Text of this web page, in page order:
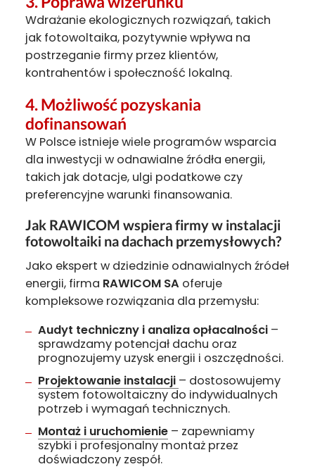
Wdrażanie ekologicznych rozwiązań, takich
jak fotowoltaika, pozytywnie wpływa na
postrzeganie firmy przez klientów,
kontrahentów i społeczność lokalną.
4. Możliwość pozyskania
dofinansowań
W Polsce istnieje wiele programów wsparcia
dla inwestycji w odnawialne źródła energii,
takich jak dotacje, ulgi podatkowe czy
preferencyjne warunki finansowania.
Jak RAWICOM wspiera firmy w instalacji
fotowoltaiki na dachach przemysłowych?
Jako ekspert w dziedzinie odnawialnych źródeł
energii, firma RAWICOM SA oferuje
kompleksowe rozwiązania dla przemysłu:
Audyt techniczny i analiza opłacalności–
sprawdzamy potencjał dachu oraz
prognozujemy uzysk energii i oszczędności.
Projektowanie instalacji – dostosowujemy
system fotowoltaiczny do indywidualnych
potrzeb i wymagań technicznych.
Montaż i uruchomienie– zapewniamy
szybki i profesjonalny montaż przez
doświadczony zespół.